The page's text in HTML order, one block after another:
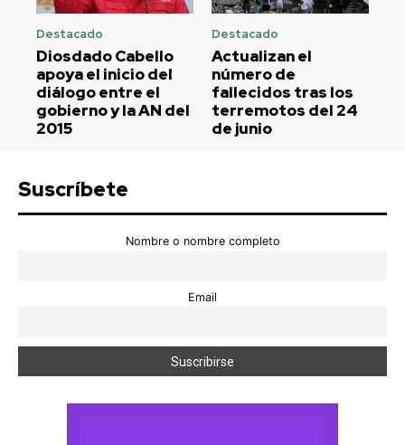
Destacado
Diosdado Cabello
apoya el inicio del
diálogo entre el
gobierno y la AN del
2015
Destacado
Actualizan el
número de
fallecidos tras los
terremotos del 24
de junio
Suscríbete
Nombre o nombre completo
Email